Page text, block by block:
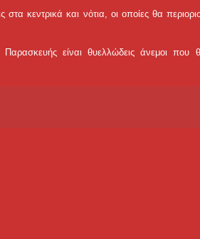
κεντρικά και νότια, οι οποίες θα
Παρασκευής είναι θυελλώδεις άνεμοι που